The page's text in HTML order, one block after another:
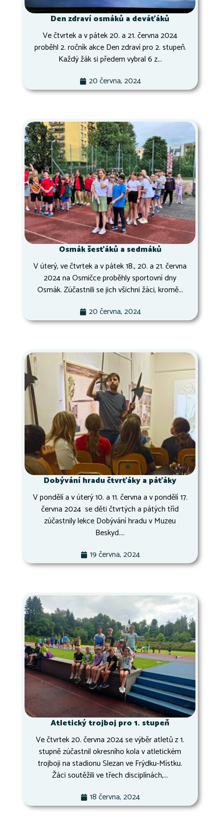
Den zdraví osmáků a deváťáků
Ve čtvrtek a v pátek 20. a 21. června 2024
proběhl 2. ročník akce Den zdraví pro 2. stupeň.
Každý žák si předem vybral 6 z...
20 června, 2024
Osmák šesťáků a sedmáků
V úterý, ve čtvrtek a v pátek 18., 20. a 21. června
2024 na Osmičce proběhly sportovní dny
Osmák. Zúčastnili se jich všichni žáci, kromě...
20 června, 2024
Dobývání hradu čtvrťáky a páťáky
V pondělí a v úterý 10. a 11. června a v pondělí 17.
června 2024 se děti čtvrtých a pátých tříd
zúčastnily lekce Dobývání hradu v Muzeu
Beskyd....
19 června, 2024
Atletický trojboj pro 1. stupeň
Ve čtvrtek 20. června 2024 se výběr atletů z 1.
stupně zúčastnil okresního kola v atletickém
trojboji na stadionu Slezan ve Frýdku-Místku.
Žáci soutěžili ve třech disciplínách,...
18 června, 2024